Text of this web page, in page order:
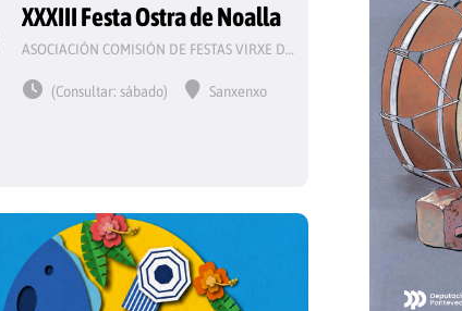
XXXIII Festa Ostra de Noalla
ASOCIACIÓN COMISIÓN DE FESTAS VIRXE DO CARME
(Consultar: sábado) Sanxenxo